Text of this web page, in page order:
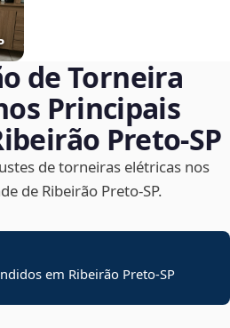
de Torneira
Principais
Preto‑SP
de torneiras elétricas nos
de Ribeirão Preto‑SP.
em Ribeirão Preto-SP